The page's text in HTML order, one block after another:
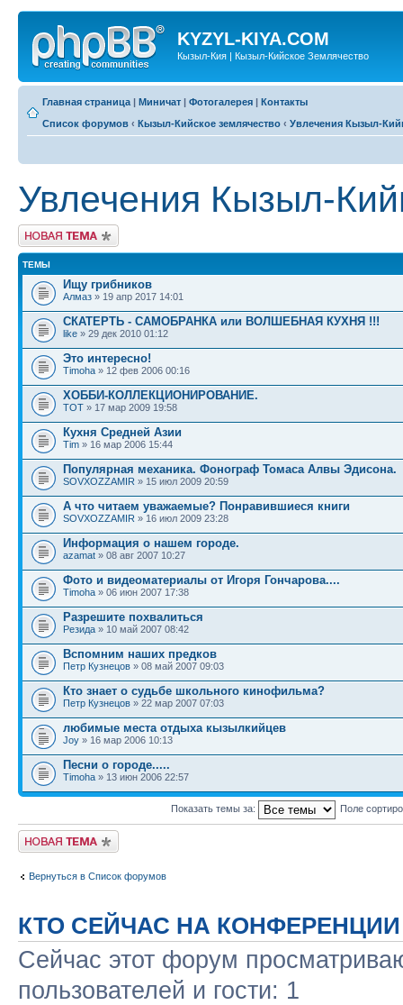
KYZYL-KIYA.COM
Кызыл-Кия | Кызыл-Кийское Землячество
Главная страница | Миничат | Фотогалерея | Контакты
Список форумов ‹ Кызыл-Кийское землячество ‹ Увлечения Кызыл-
Увлечения Кызыл-
Новая тема
ТЕМЫ
Ищу грибников
Алмаз » 19 апр 2017 14:01
СКАТЕРТЬ - САМОБРАНКА или ВОЛШЕБНАЯ КУХНЯ !!!
like » 29 дек 2010 01:12
Это интересно!
Timoha » 12 фев 2006 00:16
ХОББИ-КОЛЛЕКЦИОНИРОВАНИЕ.
TOT » 17 мар 2009 19:58
Кухня Средней Азии
Tim » 16 мар 2006 15:44
Популярная механика. Фонограф Томаса Алвы Эдисона.
SOVXOZZAMIR » 15 июл 2009 20:59
А что читаем уважаемые? Понравившиеся книги
SOVXOZZAMIR » 16 июл 2009 23:28
Информация о нашем городе.
azamat » 08 авг 2007 10:27
Фото и видеоматериалы от Игоря Гончарова....
Timoha » 06 июн 2007 17:38
Разрешите похвалиться
Резида » 10 май 2007 08:42
Вспомним наших предков
Петр Кузнецов » 08 май 2007 09:03
Кто знает о судьбе школьного кинофильма?
Петр Кузнецов » 22 мар 2007 07:03
любимые места отдыха кызылкийцев
Joy » 16 мар 2006 10:13
Песни о городе.....
Timoha » 13 июн 2006 22:57
Показать темы за: Поле
Новая тема
Вернуться в Список форумов
КТО СЕЙЧАС НА КОНФЕРЕНЦИИ
Сейчас этот форум
пользователей и гости: 1